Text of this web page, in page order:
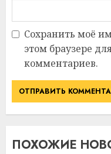
Сохранить моё
этом браузере
комментариев.
ПОХОЖИЕ